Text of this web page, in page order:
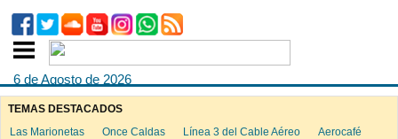
6 de Agosto de 2026
TEMAS DESTACADOS
Las Marionetas
Once Caldas Línea 3 del Cable Aéreo
Aerocafé